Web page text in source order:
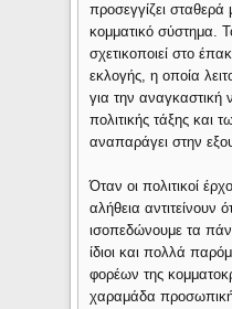
προσεγγίζει
κομματικό σύστημα.
σχετικοποιεί στο
εκλογής, η οποία
για την αναγκαστική
πολιτικής τάξης και
αναπαράγει στην
Όταν οι πολιτικοί
αλήθεια αντιτείνουν
ισοπεδώνουμε τα
ίδιοι και πολλά
φορέων της
χαραμάδα